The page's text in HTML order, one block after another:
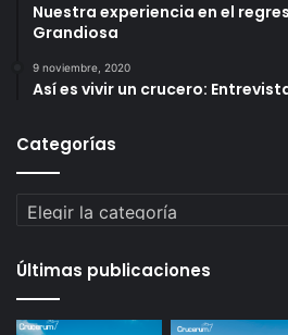
Nuestra experiencia en el
Grandiosa
9 noviembre, 2020
Así es vivir un crucero:
Categorías
Categorías
Últimas publicaciones